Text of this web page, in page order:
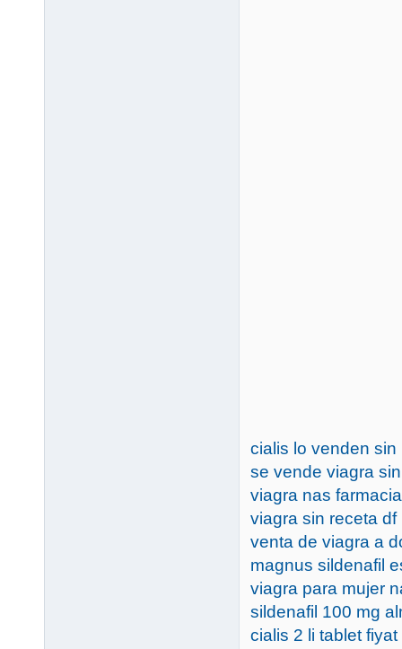
cialis lo venden sin
se vende viagra
viagra nas
viagra sin receta df
venta de viagra a
magnus sildenafil
viagra para mujer
sildenafil 100 mg
cialis 2 li tablet fiyat